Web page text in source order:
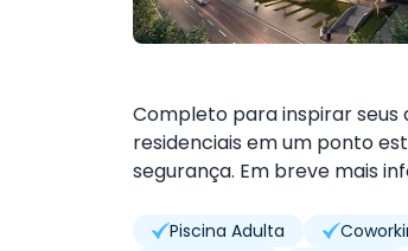
Completo para inspirar seus
residenciais em um ponto
segurança. Em breve mais
Piscina Adulta